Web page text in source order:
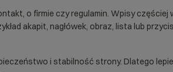
o firmie czy regulamin. Wpisy częściej
akapit, nagłówek, obraz, lista lub
i stabilność strony. Dlatego